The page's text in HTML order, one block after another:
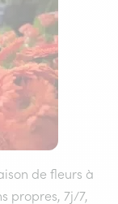
de fleurs à
propres, 7j/7,